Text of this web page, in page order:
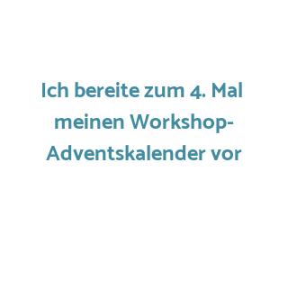
Ich bereite zum 4. Mal
meinen Workshop-
Adventskalender vor